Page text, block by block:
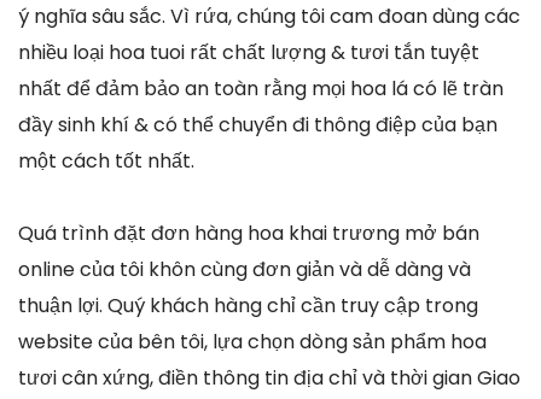
ý nghĩa sâu sắc. Vì rứa, chúng tôi cam đoan dùng các
nhiều loại hoa tuoi rất chất lượng & tươi tắn tuyệt
nhất để đảm bảo an toàn rằng mọi hoa lá có lẽ tràn
đầy sinh khí & có thể chuyển đi thông điệp của bạn
một cách tốt nhất.
Quá trình đặt đơn hàng hoa khai trương mở bán
online của tôi khôn cùng đơn giản và dễ dàng và
thuận lợi. Quý khách hàng chỉ cần truy cập trong
website của bên tôi, lựa chọn dòng sản phẩm hoa
tươi cân xứng, điền thông tin địa chỉ và thời gian Giao